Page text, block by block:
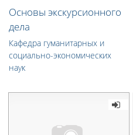
Основы экскурсионного
дела
Кафедра гуманитарных и
социально-экономических
наук